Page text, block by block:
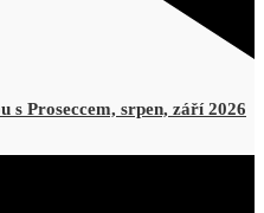
s Proseccem, srpen, září 2026